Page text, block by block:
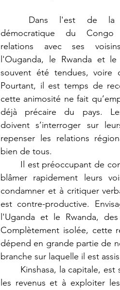
Dans l'est de la
démocratique du Congo
relations avec ses
l'Ouganda, le Rwanda et
souvent été tendues, voire
Pourtant, il est temps de
cette animosité ne fait
déjà précaire du pays.
doivent s’interroger sur
repenser les relations
bien de tous.
Il est préoccupant de
blâmer rapidement leurs
condamner et à critiquer
est contre-productive.
l'Uganda et le Rwanda,
Complètement isolée, cette
dépend en grande partie de
branche sur laquelle il est
Kinshasa, la capitale,
les revenus et à exploiter